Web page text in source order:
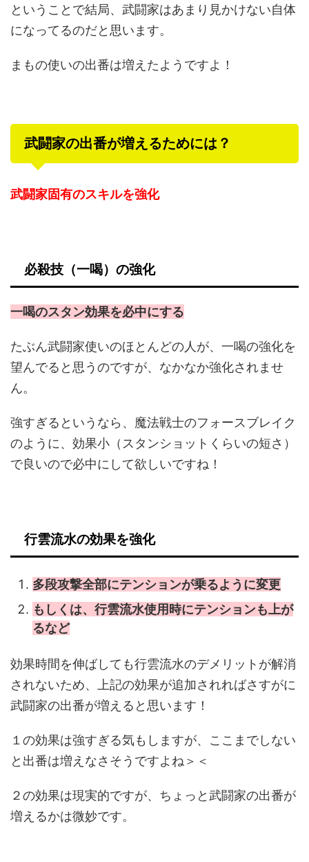
ということで結局、武闘家はあまり見かけない自体
になってるのだと思います。
まもの使いの出番は増えたようですよ！
武闘家の出番が増えるためには？
武闘家固有のスキルを強化
必殺技（一喝）の強化
一喝のスタン効果を必中にする
たぶん武闘家使いのほとんどの人が、一喝の強化を
望んでると思うのですが、なかなか強化されませ
ん。
強すぎるというなら、魔法戦士のフォースブレイク
のように、効果小（スタンショットくらいの短さ）
で良いので必中にして欲しいですね！
行雲流水の効果を強化
多段攻撃全部にテンションが乗るように変更
もしくは、行雲流水使用時にテンションも上が
るなど
効果時間を伸ばしても行雲流水のデメリットが解消
されないため、上記の効果が追加されればさすがに
武闘家の出番が増えると思います！
１の効果は強すぎる気もしますが、ここまでしない
と出番は増えなさそうですよね＞＜
２の効果は現実的ですが、ちょっと武闘家の出番が
増えるかは微妙です。